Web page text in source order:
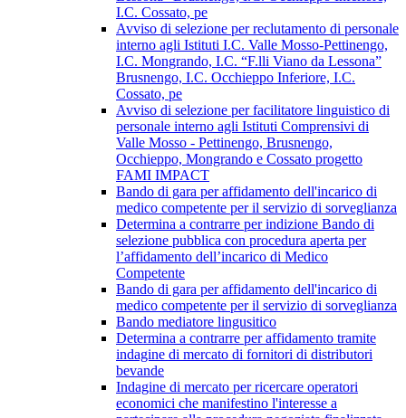
I.C. Cossato, pe
Avviso di selezione per reclutamento di personale
interno agli Istituti I.C. Valle Mosso-Pettinengo,
I.C. Mongrando, I.C. “F.lli Viano da Lessona”
Brusnengo, I.C. Occhieppo Inferiore, I.C.
Cossato, pe
Avviso di selezione per facilitatore linguistico di
personale interno agli Istituti Comprensivi di
Valle Mosso - Pettinengo, Brusnengo,
Occhieppo, Mongrando e Cossato progetto
FAMI IMPACT
Bando di gara per affidamento dell'incarico di
medico competente per il servizio di sorveglianza
Determina a contrarre per indizione Bando di
selezione pubblica con procedura aperta per
l’affidamento dell’incarico di Medico
Competente
Bando di gara per affidamento dell'incarico di
medico competente per il servizio di sorveglianza
Bando mediatore lingusitico
Determina a contrarre per affidamento tramite
indagine di mercato di fornitori di distributori
bevande
Indagine di mercato per ricercare operatori
economici che manifestino l'interesse a